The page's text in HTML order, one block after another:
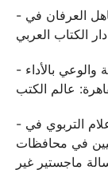
- محمد عبد العظيم الزرقاني. (1995م). مناهل العرفان في
- محمد عبدالحميد. (2012م). التربية الإعلامية والوعي بالأداء
- محمد عطية أبو فودة. (2006م)، دور الإعلام التربوي في
في محافظات
ماجستير غير